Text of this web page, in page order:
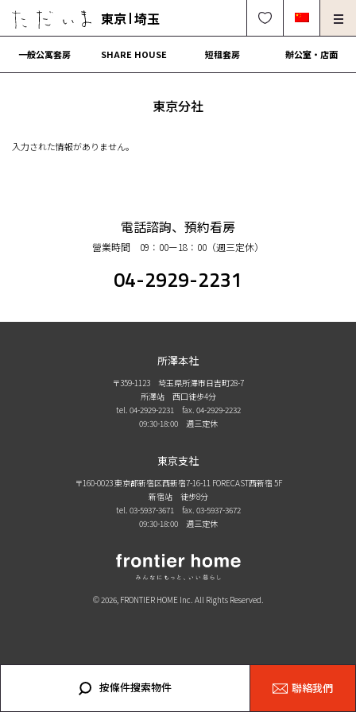
東京 埼玉
法人契約租屋請進
營運會社
一般公寓套房 SHARE HOUSE 短租套房 辦公室・店面
東京分社
入力された情報がありません。
電話諮詢、預約看房
營業時間 09：00ー18：00（週三定休）
04-2929-2231
按條件搜索物件 聯絡我們
所澤本社
〒359-1123 埼玉県所澤市日吉町28-7
所澤站 西口徒歩4分
tel. 04-2929-2231fax. 04-2929-2232
09:30-18:00 週三定休
東京支社
〒160-0023 東京都新宿区西新宿7-16-11 FORECAST西新宿 5F
新宿站 徒步8分
tel. 03-5937-3671fax. 03-5937-3672
09:30-18:00 週三定休
© 2026, FRONTIER HOME Inc. All Rights Reserved.